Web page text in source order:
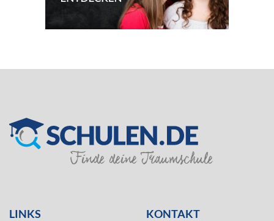
LINKS KONTAKT